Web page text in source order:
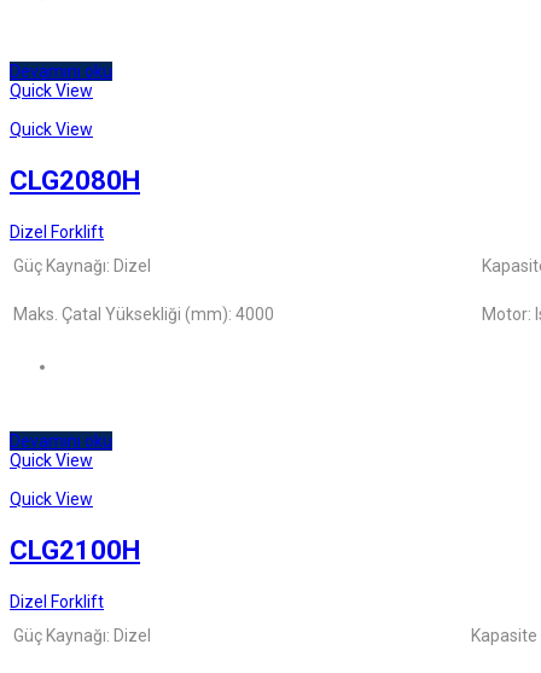
Devamını oku
Quick View
Quick View
CLG2080H
Dizel Forklift
Güç Kaynağı: Dizel
Maks. Çatal Yüksekliği (mm): 4000 Motor:
Devamını oku
Quick View
Quick View
CLG2100H
Dizel Forklift
Güç Kaynağı: Dizel